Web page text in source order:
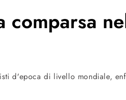
d'epoca di livello mondiale,